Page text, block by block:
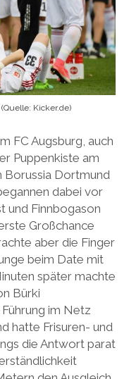
Kicker.de)
FC Augsburg, auch
Puppenkiste am
Borussia Dortmund
dabei vor
und Finnbogason
Großchance
aber die Finger
beim Date mit
später machte
Bürki
im Netz
hatte Frisuren- und
die Antwort parat